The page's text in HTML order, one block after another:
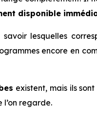
disponible
lesquelles
encore en
existent, mais ils
l’on regarde.